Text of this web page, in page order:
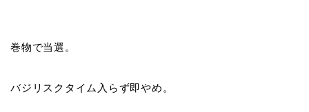
巻物で当選。
バジリスクタイム入らず即やめ。